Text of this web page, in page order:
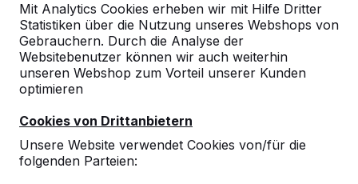
Mit Analytics Cookies erheben wir mit Hilfe Dritter
Statistiken über die Nutzung unseres Webshops von
Gebrauchern. Durch die Analyse der
Websitebenutzer können wir auch weiterhin
unseren Webshop zum Vorteil unserer Kunden
optimieren
Cookies von Drittanbietern
Unsere Website verwendet Cookies von/für die
folgenden Parteien:
Referenzen